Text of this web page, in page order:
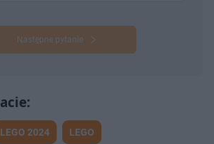
Następne pytanie
LEGO 2024 LEGO